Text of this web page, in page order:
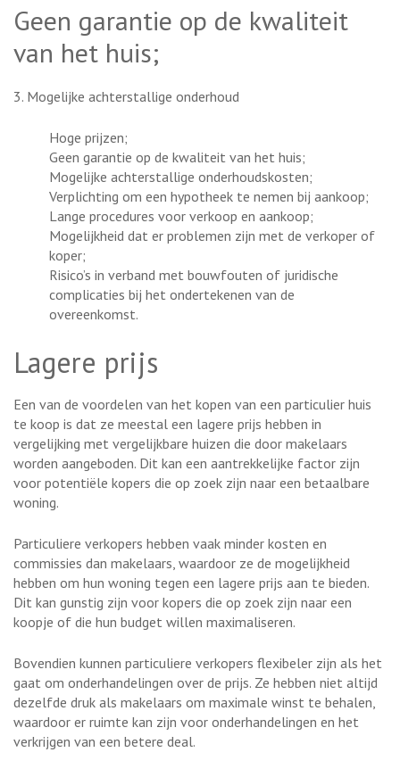
Geen garantie op de kwaliteit
van het huis;
3. Mogelijke achterstallige onderhoud
Hoge prijzen;
Geen garantie op de kwaliteit van het huis;
Mogelijke achterstallige onderhoudskosten;
Verplichting om een hypotheek te nemen bij aankoop;
Lange procedures voor verkoop en aankoop;
Mogelijkheid dat er problemen zijn met de verkoper of
koper;
Risico’s in verband met bouwfouten of juridische
complicaties bij het ondertekenen van de
overeenkomst.
Lagere prijs
Een van de voordelen van het kopen van een particulier huis
te koop is dat ze meestal een lagere prijs hebben in
vergelijking met vergelijkbare huizen die door makelaars
worden aangeboden. Dit kan een aantrekkelijke factor zijn
voor potentiële kopers die op zoek zijn naar een betaalbare
woning.
Particuliere verkopers hebben vaak minder kosten en
commissies dan makelaars, waardoor ze de mogelijkheid
hebben om hun woning tegen een lagere prijs aan te bieden.
Dit kan gunstig zijn voor kopers die op zoek zijn naar een
koopje of die hun budget willen maximaliseren.
Bovendien kunnen particuliere verkopers flexibeler zijn als het
gaat om onderhandelingen over de prijs. Ze hebben niet altijd
dezelfde druk als makelaars om maximale winst te behalen,
waardoor er ruimte kan zijn voor onderhandelingen en het
verkrijgen van een betere deal.